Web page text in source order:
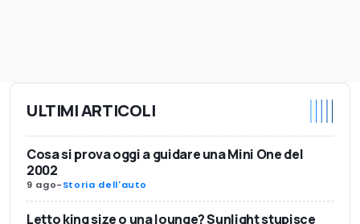
ULTIMI ARTICOLI
Cosa si prova oggi a guidare una Mini One del
2002
9 ago-Storia dell'auto
Letto king size o una lounge? Sunlight stupisce